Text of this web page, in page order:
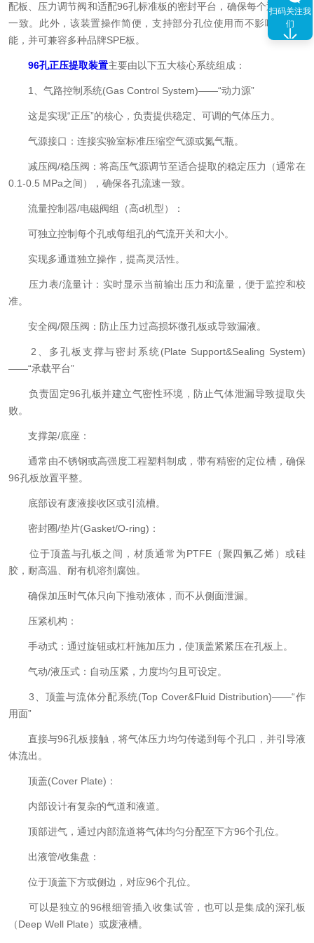
配板、压力调节阀和适配96孔标准板的密封平台，确保每个通道受力
一致。此外，该装置操作简便，支持部分孔位使用而不影响整体性
能，并可兼容多种品牌SPE板。
96孔正压提取装置主要由以下五大核心系统组成：
1、气路控制系统(Gas Control System)——“动力源”
这是实现“正压”的核心，负责提供稳定、可调的气体压力。
气源接口：连接实验室标准压缩空气源或氮气瓶。
减压阀/稳压阀：将高压气源调节至适合提取的稳定压力（通常在
0.1-0.5 MPa之间），确保各孔流速一致。
流量控制器/电磁阀组（高d机型）：
可独立控制每个孔或每组孔的气流开关和大小。
实现多通道独立操作，提高灵活性。
压力表/流量计：实时显示当前输出压力和流量，便于监控和校
准。
安全阀/限压阀：防止压力过高损坏微孔板或导致漏液。
2、多孔板支撑与密封系统(Plate Support&Sealing System)
——“承载平台”
负责固定96孔板并建立气密性环境，防止气体泄漏导致提取失
败。
支撑架/底座：
通常由不锈钢或高强度工程塑料制成，带有精密的定位槽，确保
96孔板放置平整。
底部设有废液接收区或引流槽。
密封圈/垫片(Gasket/O-ring)：
位于顶盖与孔板之间，材质通常为PTFE（聚四氟乙烯）或硅
胶，耐高温、耐有机溶剂腐蚀。
确保加压时气体只向下推动液体，而不从侧面泄漏。
压紧机构：
手动式：通过旋钮或杠杆施加压力，使顶盖紧紧压在孔板上。
气动/液压式：自动压紧，力度均匀且可设定。
3、顶盖与流体分配系统(Top Cover&Fluid Distribution)——“作
用面”
直接与96孔板接触，将气体压力均匀传递到每个孔口，并引导液
体流出。
顶盖(Cover Plate)：
内部设计有复杂的气道和液道。
顶部进气，通过内部流道将气体均匀分配至下方96个孔位。
出液管/收集盘：
位于顶盖下方或侧边，对应96个孔位。
可以是独立的96根细管插入收集试管，也可以是集成的深孔板
（Deep Well Plate）或废液槽。
扫码关注我
们